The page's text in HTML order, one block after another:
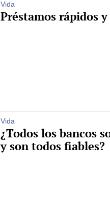
Vida
Préstamos rápidos
Vida
¿Todos los bancos
y son todos fiables?